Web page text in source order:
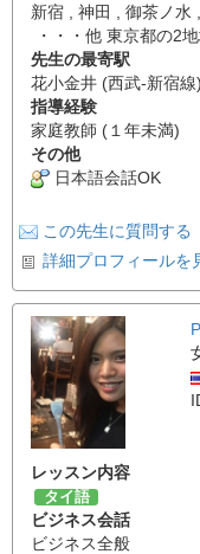
新宿 , 神田 , 御茶ノ水
・・・他 東京都の2
先生の最寄駅
花小金井 (西武-新宿
指導経験
家庭教師 (１年未満)
その他
日本語会話OK
この先生に質問する
詳細プロフィールを
レッスン内容
タイ語
ビジネス会話
ビジネス全般